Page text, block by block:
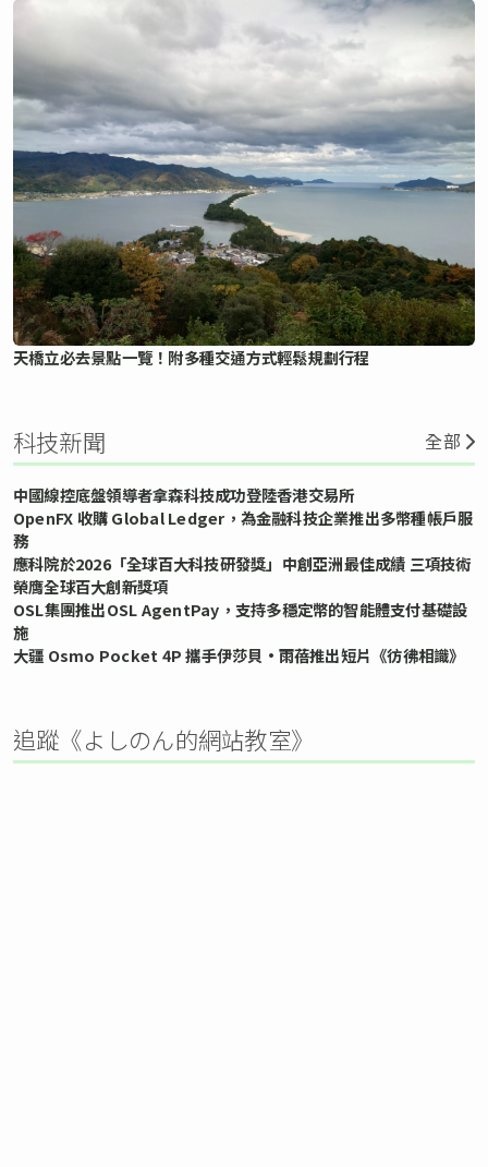
天橋立必去景點一覽！附多種交通方式輕鬆規劃行程
科技新聞 全部
中國線控底盤領導者拿森科技成功登陸香港交易所
OpenFX 收購 Global Ledger，為金融科技企業推出多幣種帳戶服
務
應科院於2026「全球百大科技研發獎」中創亞洲最佳成績 三項技術
榮膺全球百大創新獎項
OSL集團推出OSL AgentPay，支持多穩定幣的智能體支付基礎設
施
大疆 Osmo Pocket 4P 攜手伊莎貝•雨蓓推出短片《彷彿相識》
追蹤《よしのん的網站教室》